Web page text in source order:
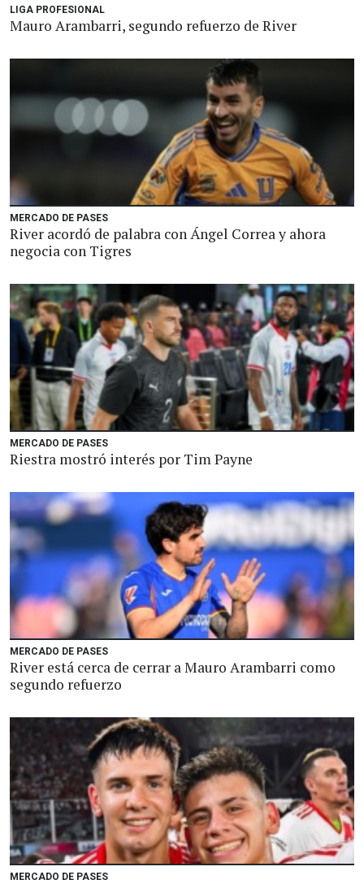
LIGA PROFESIONAL
Mauro Arambarri, segundo refuerzo de River
MERCADO DE PASES
River acordó de palabra con Ángel Correa y ahora
negocia con Tigres
MERCADO DE PASES
Riestra mostró interés por Tim Payne
MERCADO DE PASES
River está cerca de cerrar a Mauro Arambarri como
segundo refuerzo
MERCADO DE PASES